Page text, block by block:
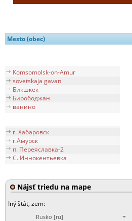
Mesto (obec)
Komsomolsk-on-Amur
sovetskaja gavan
Бикшкек
Бирободжан
ванино
г. Хабаровск
г.Амурск
п. Переяславка-2
С. Иннокентьевка
Nájsť triedu na mape
Iný štát, zem:
Rusko [ru]